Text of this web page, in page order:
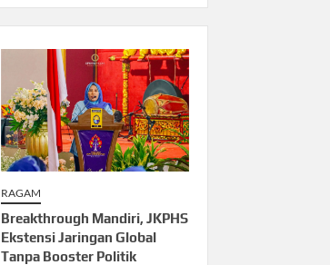
RAGAM
Breakthrough Mandiri, JKPHS
Ekstensi Jaringan Global
Tanpa Booster Politik